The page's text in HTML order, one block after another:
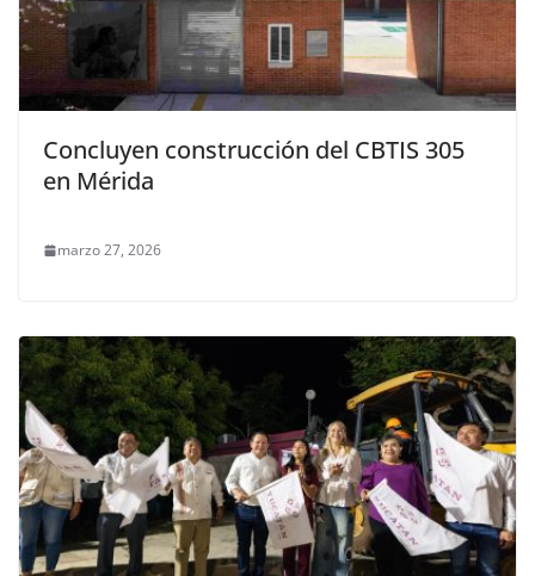
Concluyen construcción del CBTIS 305
en Mérida
marzo 27, 2026